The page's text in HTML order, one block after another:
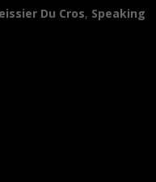
Du Cros, Speaking